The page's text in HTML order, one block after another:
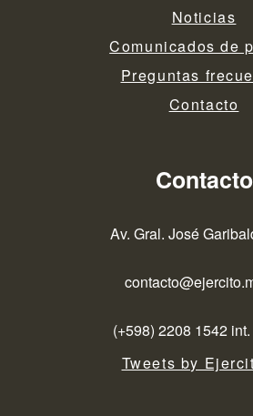
Noticias
Comunicados de
Preguntas
Contacto
Contacto
Av. Gral. José
(+598) 2208 1542
Tweets by